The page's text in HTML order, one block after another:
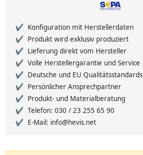
Konfiguration mit Herstellerdaten
Produkt wird exklusiv produziert
Lieferung direkt vom Hersteller
Volle Herstellergarantie und Service
Deutsche und EU Qualitätsstandards
Persönlicher Ansprechpartner
Produkt- und Materialberatung
Telefon: 030 / 23 255 65 90
E-Mail: info@hevis.net